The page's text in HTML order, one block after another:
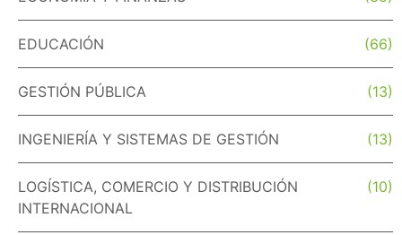
EDUCACIÓN (66)
GESTIÓN PÚBLICA (13)
INGENIERÍA Y SISTEMAS DE GESTIÓN (13)
LOGÍSTICA, COMERCIO Y DISTRIBUCIÓN
INTERNACIONAL
(10)